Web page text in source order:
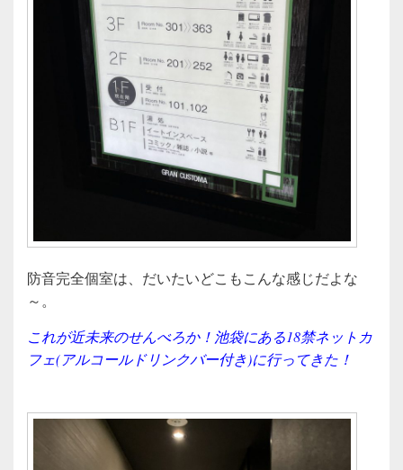
防音完全個室は、だいたいどこもこんな感じだよな
～。
これが近未来のせんべろか！池袋にある18禁ネットカ
フェ(アルコールドリンクバー付き)に行ってきた！